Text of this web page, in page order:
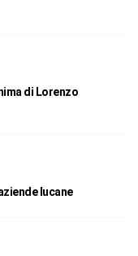
di Lorenzo
lucane